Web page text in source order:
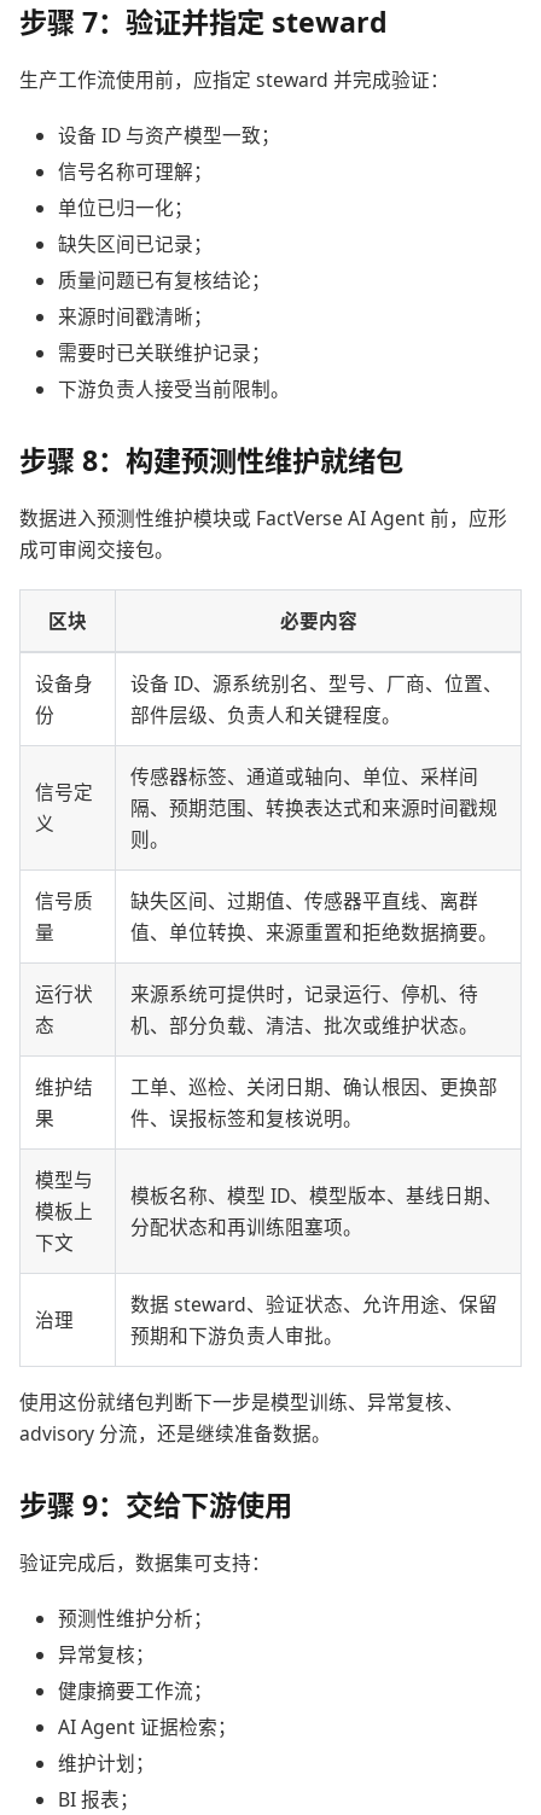
步骤 7：验证并指定 steward
生产工作流使用前，应指定 steward 并完成验证：
设备 ID 与资产模型一致；
信号名称可理解；
单位已归一化；
缺失区间已记录；
质量问题已有复核结论；
来源时间戳清晰；
需要时已关联维护记录；
下游负责人接受当前限制。
步骤 8：构建预测性维护就绪包
数据进入预测性维护模块或 FactVerse AI Agent 前，应形
成可审阅交接包。
区块 必要内容
设备身
份
设备 ID、源系统别名、型号、厂商、位置、
部件层级、负责人和关键程度。
信号定
义
传感器标签、通道或轴向、单位、采样间
隔、预期范围、转换表达式和来源时间戳规
则。
信号质
量
缺失区间、过期值、传感器平直线、离群
值、单位转换、来源重置和拒绝数据摘要。
运行状
态
来源系统可提供时，记录运行、停机、待
机、部分负载、清洁、批次或维护状态。
维护结
果
工单、巡检、关闭日期、确认根因、更换部
件、误报标签和复核说明。
模型与
模板上
下文
模板名称、模型 ID、模型版本、基线日期、
分配状态和再训练阻塞项。
治理
数据 steward、验证状态、允许用途、保留
预期和下游负责人审批。
使用这份就绪包判断下一步是模型训练、异常复核、
advisory 分流，还是继续准备数据。
步骤 9：交给下游使用
验证完成后，数据集可支持：
预测性维护分析；
异常复核；
健康摘要工作流；
AI Agent 证据检索；
维护计划；
BI 报表；